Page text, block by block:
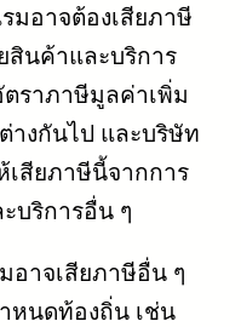
มอาจต้องเสียภาษี
นค้าและบริการ
ราภาษีมูลค่าเพิ่ม
างกันไป และบริษัท
เสียภาษีนี้จากการ
บริการอื่น ๆ
อาจเสียภาษีอื่น ๆ
หนดท้องถิ่น เช่น